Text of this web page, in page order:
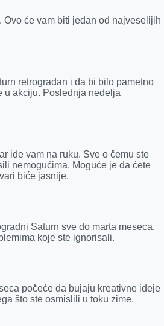
Ovo će vam biti jedan od najveselijih
retrogradan i da bi bilo pametno
u akciju. Poslednja nedelja
ide vam na ruku. Sve o čemu ste
nemogućima. Moguće je da ćete
biće jasnije.
Saturn sve do marta meseca,
koje ste ignorisali.
počeće da bujaju kreativne ideje
što ste osmislili u toku zime.